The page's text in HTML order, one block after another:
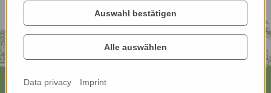
Auswahl bestätigen
Alle auswählen
Data privacy Imprint